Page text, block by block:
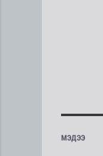
МЭДЭЭ